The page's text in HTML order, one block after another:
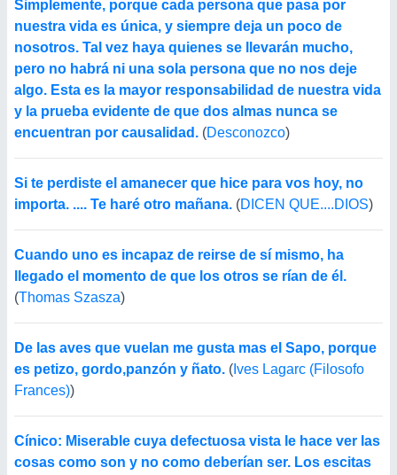
Simplemente, porque cada persona que pasa por
nuestra vida es única, y siempre deja un poco de
nosotros. Tal vez haya quienes se llevarán mucho,
pero no habrá ni una sola persona que no nos deje
algo. Esta es la mayor responsabilidad de nuestra vida
y la prueba evidente de que dos almas nunca se
encuentran por causalidad. (Desconozco)
Si te perdiste el amanecer que hice para vos hoy, no
importa. .... Te haré otro mañana. (DICEN QUE....DIOS)
Cuando uno es incapaz de reirse de sí mismo, ha
llegado el momento de que los otros se rían de él.
(Thomas Szasza)
De las aves que vuelan me gusta mas el Sapo, porque
es petizo, gordo,panzón y ñato. ( Ives Lagarc (Filosofo
Frances))
Cínico: Miserable cuya defectuosa vista le hace ver las
cosas como son y no como deberían ser. Los escitas